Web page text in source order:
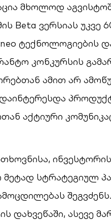
მხოლოდ
Beta ვერსიას
ტექნოლოგიების
კონკურსის
ამით არ
დაინტერესდა
აქტიური
სტრატეგიულ
დახვეწაში, ასევე